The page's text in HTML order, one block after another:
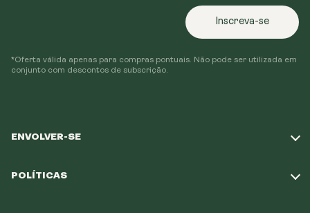
ENVOLVER-SE
POLÍTICAS
Inscreva-se
*Oferta válida apenas para compras pontuais. Não pode ser utilizada em
conjunto com descontos de subscrição.